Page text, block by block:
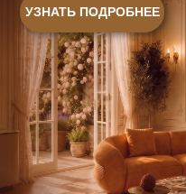
© 2026 Sky Living
Политика конфиденциальности
Политика возврата товаров